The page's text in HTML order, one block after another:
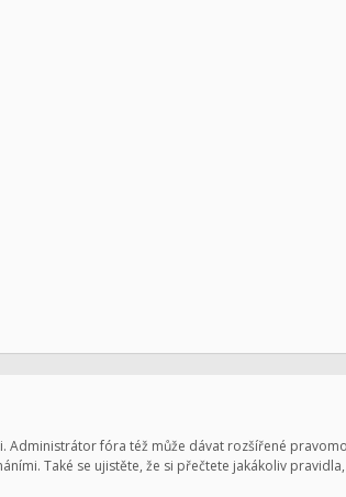
fóra též může dávat rozšířené
Také se ujistěte, že si přečtete jakákoliv